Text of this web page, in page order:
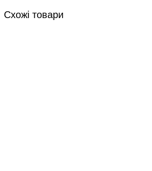
Схожі товари